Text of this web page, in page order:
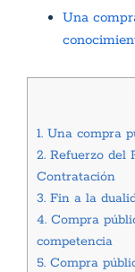
Una
1. Una compra
2. Refuerzo del
Contratación
3. Fin a la
4. Compra
competencia
5. Compra